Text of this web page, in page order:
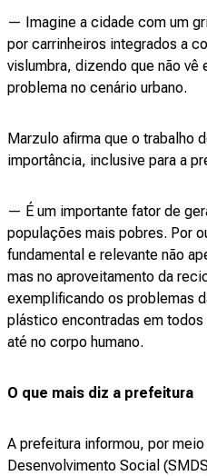
— Imagine a cidade com um
por carrinheiros integrados a
vislumbra, dizendo que não vê
problema no cenário urbano.
Marzulo afirma que o trabalho
importância, inclusive para a
— É um importante fator de
populações mais pobres. Por
fundamental e relevante não
mas no aproveitamento da
exemplificando os problemas
plástico encontradas em
até no corpo humano.
O que mais diz a prefeitura
A prefeitura informou, por
Desenvolvimento Social